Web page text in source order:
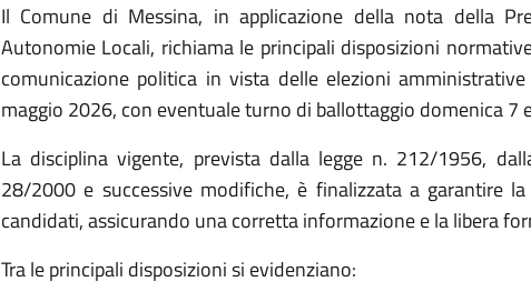
Il Comune di Messina, in applicazione della nota della
Autonomie Locali, richiama le principali disposizioni
comunicazione politica in vista delle elezioni
maggio 2026, con eventuale turno di ballottaggio domenica 7
La disciplina vigente, prevista dalla legge n. 212/1956,
28/2000 e successive modifiche, è finalizzata a garantire
candidati, assicurando una corretta informazione e la libera
Tra le principali disposizioni si evidenziano: